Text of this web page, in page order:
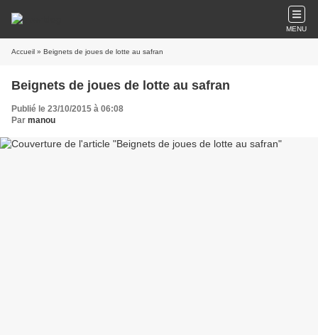
MENU
Accueil » Beignets de joues de lotte au safran
Beignets de joues de lotte au safran
Publié le 23/10/2015 à 06:08
Par manou